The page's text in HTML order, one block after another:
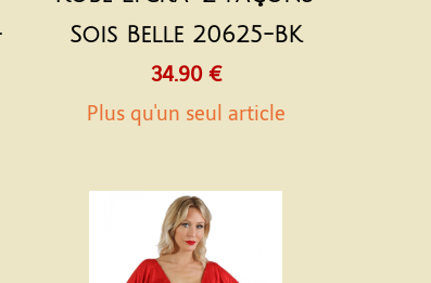
Sois Belle 20625-BK
34.90 €
Plus qu'un seul article